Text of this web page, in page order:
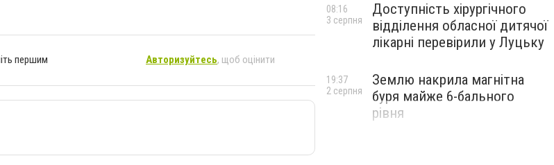
першим Авторизуйтесь, щоб оцінити
Доступність хірургічного
відділення обласної дитячої
лікарні перевірили у Луцьку
08:16
3 серпня
Землю накрила магнітна
буря майже 6-бального
рівня
19:37
2 серпня